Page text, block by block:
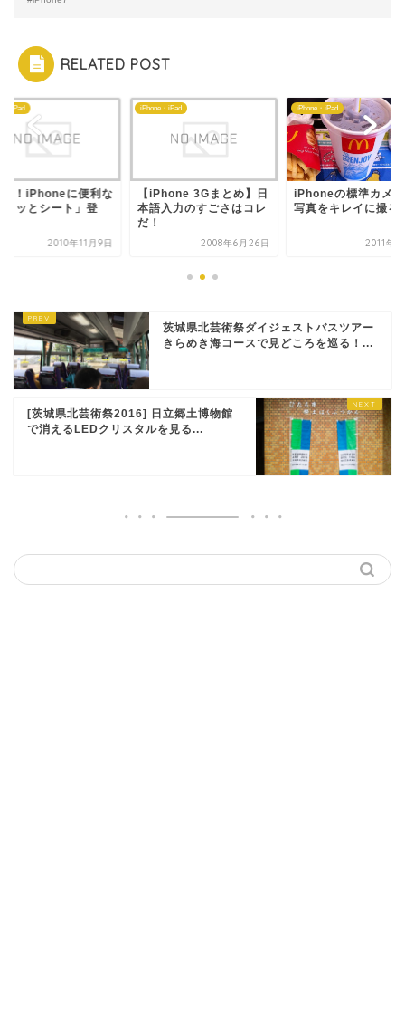
RELATED POST
・iPad
！iPhoneに便利な
タッとシート」登
2010年11月9日
iPhone・iPad
【iPhone 3Gまとめ】日
本語入力のすごさはコレ
だ！
2008年6月26日
iPhone・iPad
iPhoneの標準カメ
写真をキレイに撮る
2011年9
茨城県北芸術祭ダイジェストバスツアー
きらめき海コースで見どころを巡る！...
[茨城県北芸術祭2016] 日立郷土博物館
で消えるLEDクリスタルを見る...